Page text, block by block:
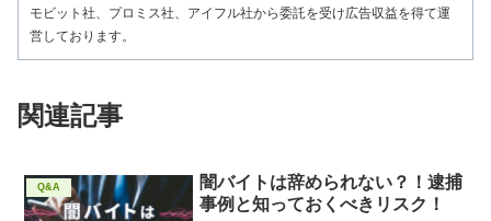
モビット社、プロミス社、アイフル社から委託を受け広告収益を得て運
営しております。
関連記事
Q&A
闇バイトは辞められない？！逮捕
事例と知っておくべきリスク！